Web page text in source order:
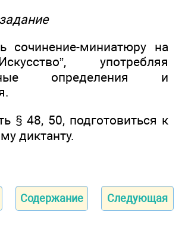
сочинение-миниатюру на
употребляя
определения и
§ 48, 50, подготовиться к
диктанту.
Содержание Следующая